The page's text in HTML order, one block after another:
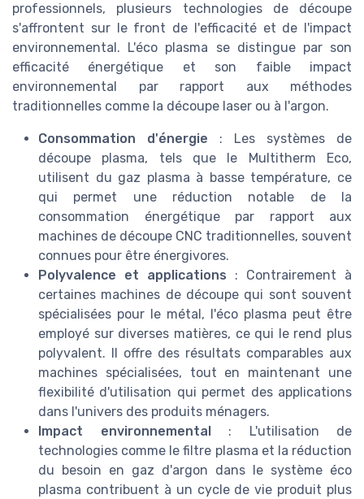
professionnels, plusieurs technologies de découpe
s'affrontent sur le front de l'efficacité et de l'impact
environnemental. L'éco plasma se distingue par son
efficacité énergétique et son faible impact
environnemental par rapport aux méthodes
traditionnelles comme la découpe laser ou à l'argon.
Consommation d'énergie : Les systèmes de
découpe plasma, tels que le Multitherm Eco,
utilisent du gaz plasma à basse température, ce
qui permet une réduction notable de la
consommation énergétique par rapport aux
machines de découpe CNC traditionnelles, souvent
connues pour être énergivores.
Polyvalence et applications : Contrairement à
certaines machines de découpe qui sont souvent
spécialisées pour le métal, l'éco plasma peut être
employé sur diverses matières, ce qui le rend plus
polyvalent. Il offre des résultats comparables aux
machines spécialisées, tout en maintenant une
flexibilité d'utilisation qui permet des applications
dans l'univers des produits ménagers.
Impact environnemental: L'utilisation de
technologies comme le filtre plasma et la réduction
du besoin en gaz d'argon dans le système éco
plasma contribuent à un cycle de vie produit plus